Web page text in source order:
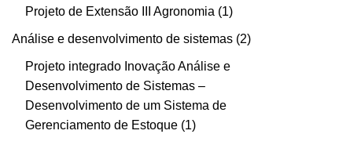
Projeto de Extensão III Agronomia 1
Análise e desenvolvimento de sistemas 2
Projeto integrado Inovação Análise e
Desenvolvimento de Sistemas –
Desenvolvimento de um Sistema de
Gerenciamento de Estoque 1